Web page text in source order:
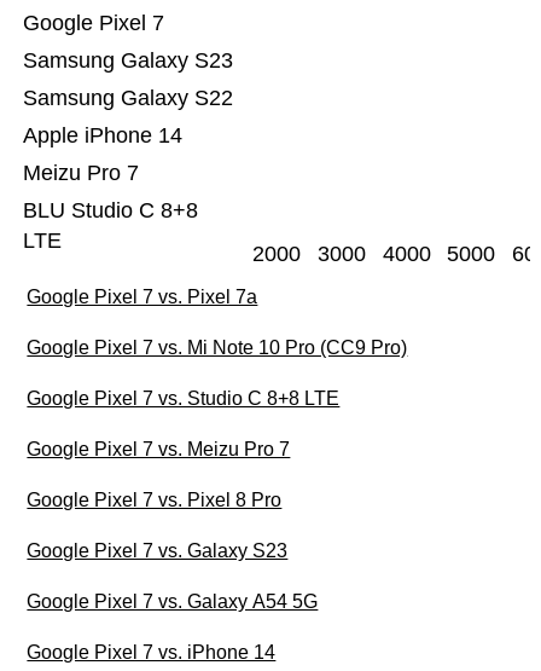
BLU Studio C 8+8
LTE
Meizu Pro 7
Apple iPhone 14
Samsung Galaxy S22
Samsung Galaxy S23
Google Pixel 7
2000 3000 4000 5000
Google Pixel 7 vs. Pixel 7a
Google Pixel 7 vs. Mi Note 10 Pro (CC9 Pro)
Google Pixel 7 vs. Studio C 8+8 LTE
Google Pixel 7 vs. Meizu Pro 7
Google Pixel 7 vs. Pixel 8 Pro
Google Pixel 7 vs. Galaxy S23
Google Pixel 7 vs. Galaxy A54 5G
Google Pixel 7 vs. iPhone 14